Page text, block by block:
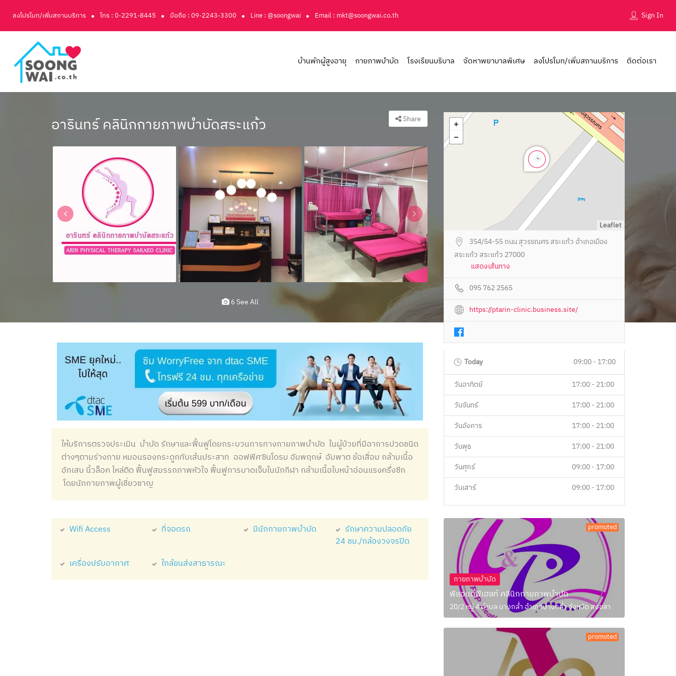
ลงโปรโมท/เพิ่มสถานบริการ โทร : 0-2291-8445 มือถือ : 09-2243-3300 Line : @soongwai Email : mkt@soongwai.co.th Sign In
บ้านพักผู้สูงอายุ กายภาพบำบัด โรงเรียนบริบาล จัดหาพยาบาลพิเศษ ลงโปรโมท/เพิ่มสถานบริการ ติดต่อเรา
อารินทร์ คลินิกกายภาพบำบัดสระแก้ว Share
6 See All
ให้บริการตรวจประเมิน บำบัด รักษาและฟื้นฟูโดยกระบวนการทางกายภาพบำบัด ในผู้ป่วยที่มีอาการปวดชนิด
ต่างๆตามร่างกาย หมอนรองกระดูกทับเส้นประสาท ออฟฟิศซินโดรม อัมพฤกษ์ อัมพาต ข้อเสื่อม กล้ามเนื้อ
อักเสบ นิ้วล็อค ไหล่ติด ฟื้นฟูสมรรถภาพหัวใจ ฟื้นฟูการบาดเจ็บในนักกีฬา กล้ามเนื้อใบหน้าอ่อนแรงครึ่งซีก
โดยนักกายภาพผู้เชี่ยวชาญ
Wifi Access ที่จอดรถ มีนักกายภาพบำบัด
รักษาความปลอดภัย
24 ชม./กล้องวงจรปิด
เครื่องปรับอากาศ
ใกล้ขนส่งสาธารณะ
Leaflet
354/54-55 ถนน สุวรรณศร สระแก้ว อำเภอเมือง
สระแก้ว สระแก้ว 27000
แสดงเส้นทาง
095 762 2565
https://ptarin-clinic.business.site/
Today
09:00 - 17:00
วันอาทิตย์
17:00 - 21:00
วันจันทร์
17:00 - 21:00
วันอังคาร
17:00 - 21:00
วันพุธ
17:00 - 21:00
วันศุกร์
09:00 - 17:00
วันเสาร์
09:00 - 17:00
promoted
กายภาพบำบัด
พีแอนด์พีเฮลท์ คลินิกกายภาพบำบัด
20/2 หมู่ 4 ตำบล บางกล่ำ อำเภอบางกล่ำ จังหวัด สงขลา
promoted